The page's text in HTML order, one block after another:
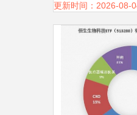
更新时间：2026-08-